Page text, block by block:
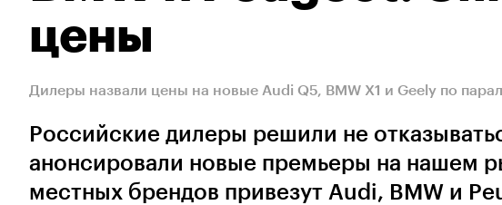
цены
Дилеры назвали цены на новые Audi Q5, BMW X1 и Geely по
Российские дилеры решили не
анонсировали новые премьеры на нашем
местных брендов привезут Audi, BMW и